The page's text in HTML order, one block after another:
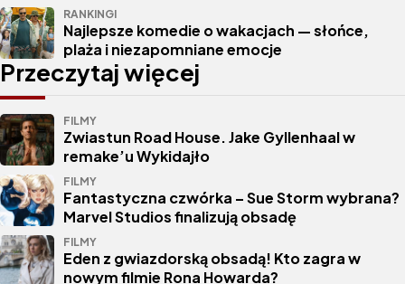
RANKINGI
Najlepsze komedie o wakacjach — słońce,
plaża i niezapomniane emocje
Przeczytaj więcej
FILMY
Zwiastun Road House. Jake Gyllenhaal w
remake’u Wykidajło
FILMY
Fantastyczna czwórka – Sue Storm wybrana?
Marvel Studios finalizują obsadę
FILMY
Eden z gwiazdorską obsadą! Kto zagra w
nowym filmie Rona Howarda?